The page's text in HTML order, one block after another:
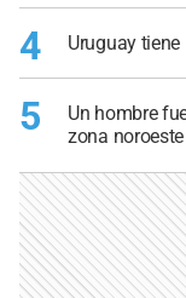
4 Uruguay
5
Un hombre
zona